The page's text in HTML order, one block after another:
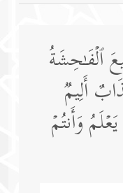
ٱلۡفَـٰحِشَةُ
أَلِیمࣱ
وَأَنتُمۡ